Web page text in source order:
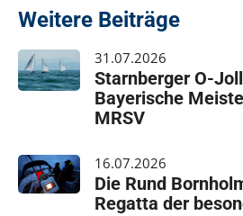
Weitere Beiträge
31.07.2026
Starnberger O-
Bayerische
MRSV
16.07.2026
Die Rund
Regatta der